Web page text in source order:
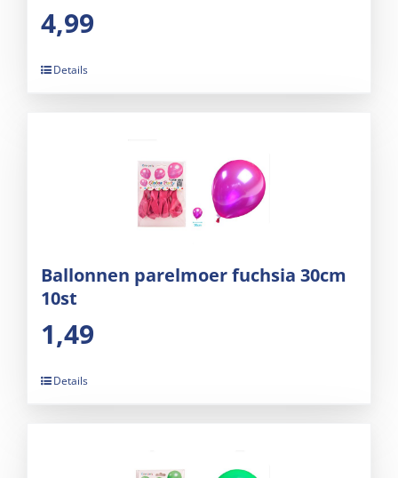
4,99
Details
Ballonnen parelmoer fuchsia 30cm
10st
1,49
Details